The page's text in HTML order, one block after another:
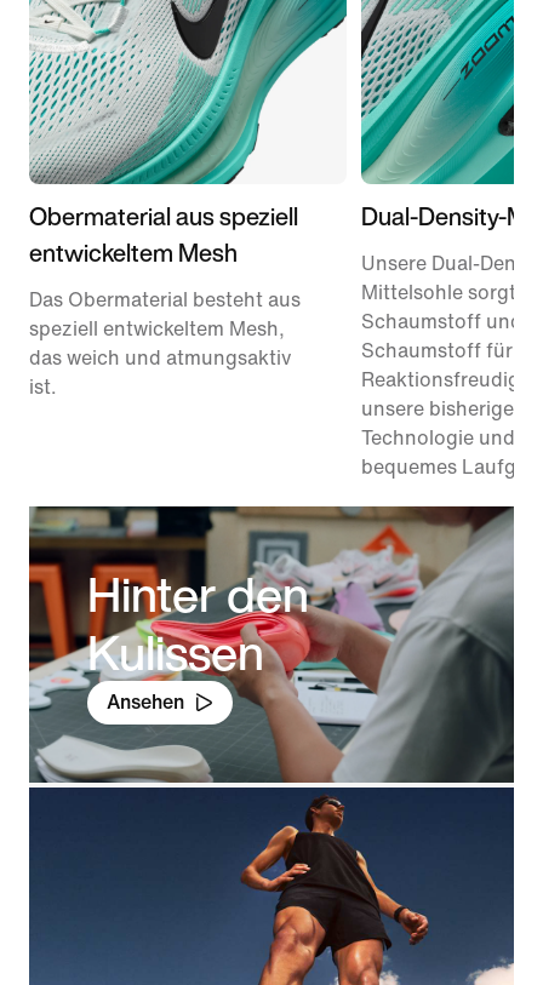
Obermaterial aus speziell
entwickeltem Mesh
Das Obermaterial besteht aus
speziell entwickeltem Mesh,
das weich und atmungsaktiv
ist.
Dual-Density-
Unsere Dual-
Mittelsohle sorgt
Schaumstoff und
Schaumstoff für
unsere bisherige
Technologie und
bequemes
Hinter den
Kulissen
Ansehen